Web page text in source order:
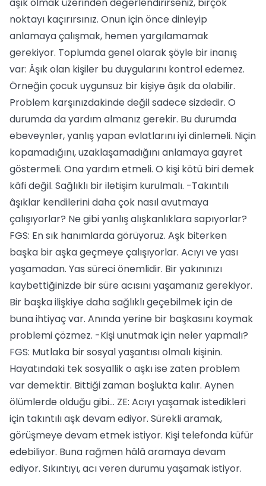
noktayı kaçırırsınız. Onun için önce dinleyip
anlamaya çalışmak, hemen yargılamamak
gerekiyor. Toplumda genel olarak şöyle bir inanış
var: Âşık olan kişiler bu duygularını kontrol edemez.
Örneğin çocuk uygunsuz bir kişiye âşık da olabilir.
Problem karşınızdakinde değil sadece sizdedir. O
durumda da yardım almanız gerekir. Bu durumda
ebeveynler, yanlış yapan evlatlarını iyi dinlemeli. Niçin
kopamadığını, uzaklaşamadığını anlamaya gayret
göstermeli. Ona yardım etmeli. O kişi kötü biri demek
kâfi değil. Sağlıklı bir iletişim kurulmalı. -Takıntılı
âşıklar kendilerini daha çok nasıl avutmaya
çalışıyorlar? Ne gibi yanlış alışkanlıklara sapıyorlar?
FGS: En sık hanımlarda görüyoruz. Aşk biterken
başka bir aşka geçmeye çalışıyorlar. Acıyı ve yası
yaşamadan. Yas süreci önemlidir. Bir yakınınızı
kaybettiğinizde bir süre acısını yaşamanız gerekiyor.
Bir başka ilişkiye daha sağlıklı geçebilmek için de
buna ihtiyaç var. Anında yerine bir başkasını koymak
problemi çözmez. -Kişi unutmak için neler yapmalı?
FGS: Mutlaka bir sosyal yaşantısı olmalı kişinin.
Hayatındaki tek sosyallik o aşkı ise zaten problem
var demektir. Bittiği zaman boşlukta kalır. Aynen
ölümlerde olduğu gibi... ZE: Acıyı yaşamak istedikleri
için takıntılı aşk devam ediyor. Sürekli aramak,
görüşmeye devam etmek istiyor. Kişi telefonda küfür
edebiliyor. Buna rağmen hâlâ aramaya devam
ediyor. Sıkıntıyı, acı veren durumu yaşamak istiyor.